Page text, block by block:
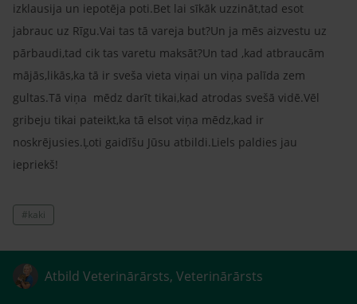
izklausija un iepotēja poti.Bet lai sīkāk uzzināt,tad esot
jabrauc uz Rīgu.Vai tas tā vareja but?Un ja mēs aizvestu uz
pārbaudi,tad cik tas varetu maksāt?Un tad ,kad atbraucām
mājās,likās,ka tā ir sveša vieta viņai un viņa palīda zem
gultas.Tā viņa mēdz darīt tikai,kad atrodas svešā vidē.Vēl
gribeju tikai pateikt,ka tā elsot viņa mēdz,kad ir
noskrējusies.Ļoti gaidīšu Jūsu atbildi.Liels paldies jau
iepriekš!
#kaki
Atbild Veterinārārsts, Veterinārārsts